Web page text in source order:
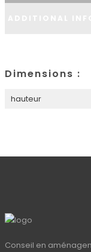
Dimensions :
hauteur
Conseil en